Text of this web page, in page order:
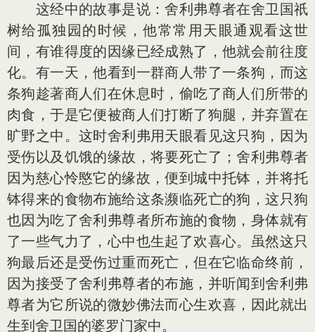
这经中的故事是说：舍利弗尊者在舍卫国祇
树给孤独园的时候，他常常用天眼通观看这世
间，有谁得度的因缘已经成熟了，他就会前往度
化。有一天，他看到一群商人带了一条狗，而这
条狗趁著商人们在休息时，偷吃了商人们所带的
肉食，于是它便被商人们打断了狗腿，并弃置在
旷野之中。这时舍利弗用天眼看见这只狗，因为
受伤以及饥饿的缘故，将要死亡了；舍利弗尊者
因为慈心怜愍它的缘故，便到城中托钵，并将托
钵得来的食物布施给这条濒临死亡的狗，这只狗
也因为吃了舍利弗尊者所布施的食物，身体就有
了一些气力了，心中也生起了欢喜心。虽然这只
狗最后还是受伤过重而死亡，但在它临命终前，
因为接受了舍利弗尊者的布施，并听闻到舍利弗
尊者为它所说的微妙佛法而心生欢喜，因此就出
生到舍卫国的婆罗门家中。